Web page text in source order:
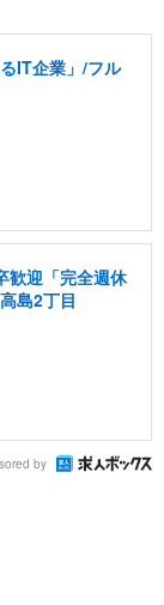
IT企業」/フル
歓迎「完全週休
島2丁目
by